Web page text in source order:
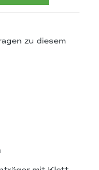
zu diesem